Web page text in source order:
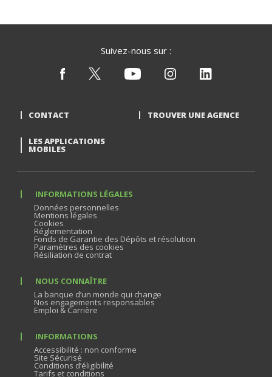
Suivez-nous sur :
CONTACT TROUVER UNE AGENCE
LES APPLICATIONS
MOBILES
INFORMATIONS LÉGALES
Données personnelles
Mentions légales
Cookies
Réglementation
Fonds de Garantie des Dépôts et résolution
Paramètres des cookies
Résiliation de contrat
NOUS CONNAÎTRE
La banque d’un monde qui change
Nos engagements responsables
Emploi & Carrière
INFORMATIONS
Accessibilité : non conforme
Site Sécurisé
Conditions d’éligibilité
Tarifs et conditions